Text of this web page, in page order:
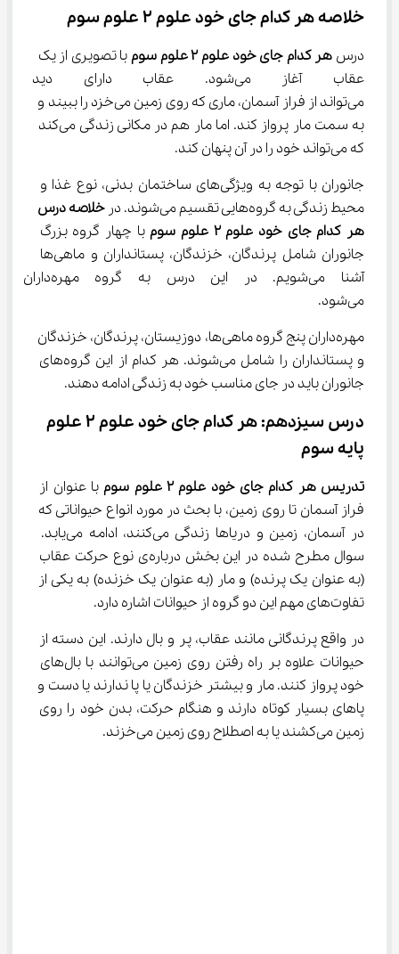
خلاصه هر کدام جای خود علوم ۲ علوم سوم
درس هر کدام جای خود علوم ۲ علوم سوم
با تصویری از یک
عقاب آغاز می‌شود. عقاب
می‌تواند از فراز آسمان، ماری که روی زمین می‌خزد را ببیند و
به سمت مار پرواز ‌کند. اما مار هم در مکانی زندگی می‌کند
که می‌تواند خود را در آن پنهان کند.
جانوران با توجه به ویژگی‌های ساختمان بدنی، نوع غذا و
محیط زندگی به گروه‌هایی تقسیم می‌شوند. در
خلاصه درس
هر کدام جای خود علوم ۲ علوم سوم
با چهار گروه بزرگ
جانوران شامل پرندگان، خزندگان، پستانداران و ماهی‌ها
آشنا می‌شویم. در این درس به
می‌شود.
مهره‌داران پنج گروه ماهی‌ها، دوزیستان، پرندگان، خزندگان
و پستانداران را شامل می‌شوند. هر کدام از این گروه‌های
جانوران باید در جای مناسب خود به زندگی ادامه دهند.
درس سیزدهم: هر کدام جای خود علوم ۲ علوم
پایه سوم
تدریس هر کدام جای خود علوم ۲ علوم سوم
با عنوان از
فراز آسمان تا روی زمین، با بحث در مورد انواع حیواناتی که
در آسمان، زمین و دریاها زندگی می‌کنند، ادامه می‌یابد.
سوال مطرح شده در این بخش درباره‌ی نوع حرکت عقاب
(به عنوان یک پرنده) و مار (به عنوان یک خزنده) به یکی از
تفاوت‌های مهم این دو گروه از حیوانات اشاره دارد.
در واقع پرندگانی مانند عقاب، پر و بال دارند. این دسته از
حیوانات علاوه بر راه رفتن روی زمین می‌توانند با بال‌های
خود پرواز‌ کنند. مار و بیشتر خزندگان یا پا ندارند یا دست و
پاهای بسیار کوتاه دارند و هنگام حرکت، بدن خود را روی
زمین می‌کشند یا به اصطلاح روی زمین می‌خزند.